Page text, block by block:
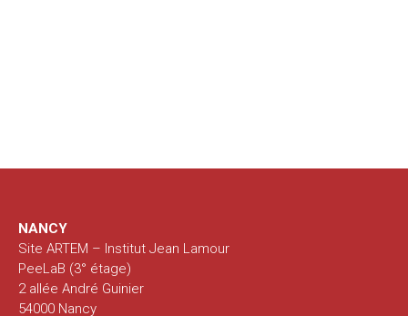
NANCY
Site ARTEM – Institut Jean Lamour
PeeLaB (3° étage)
2 allée André Guinier
54000 Nancy